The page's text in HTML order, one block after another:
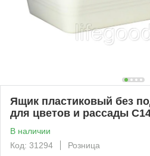
Ящик пластиковый без
для цветов и рассады
В наличии
Код: 31294
Розница